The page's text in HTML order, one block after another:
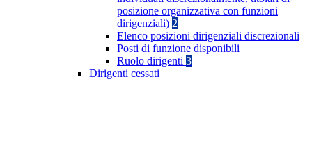
posizione organizzativa con funzioni
dirigenziali) 2
Elenco posizioni dirigenziali discrezionali
Posti di funzione disponibili
Ruolo dirigenti 3
Dirigenti cessati